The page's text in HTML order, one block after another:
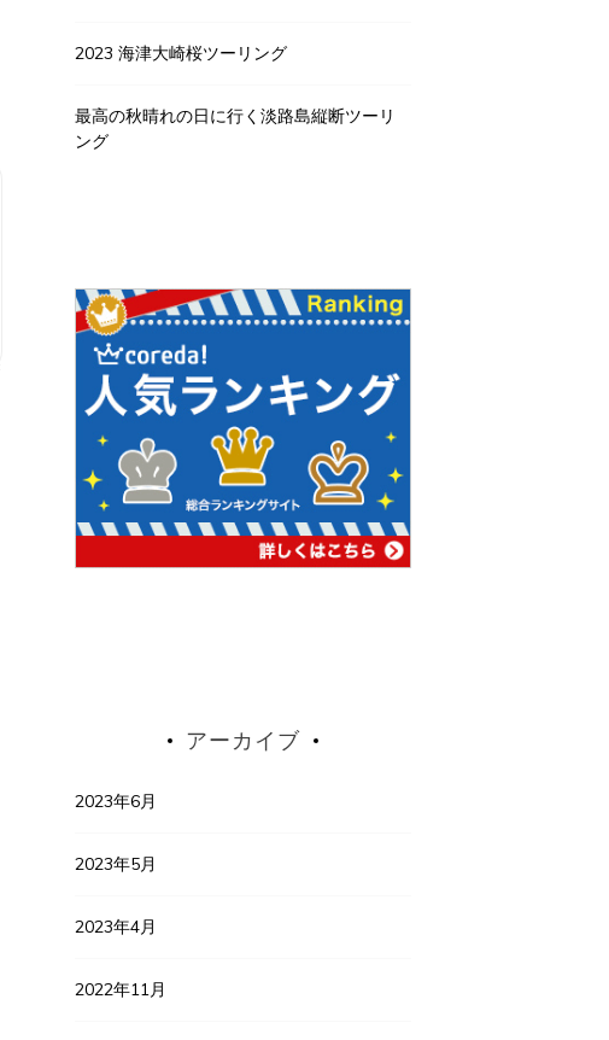
2023 海津大崎桜ツーリング
最高の秋晴れの日に行く淡路島縦断ツーリ
ング
アーカイブ
2023年6月
2023年5月
2023年4月
2022年11月